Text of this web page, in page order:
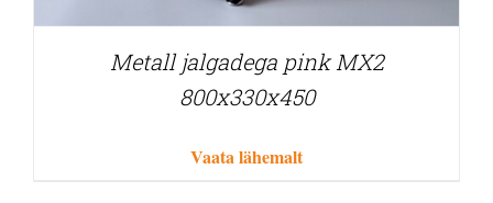
Metall jalgadega pink MX2
800x330x450
Vaata lähemalt